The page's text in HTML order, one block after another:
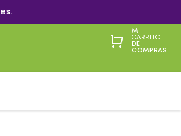
MI
CARRITO
DE
COMPRAS